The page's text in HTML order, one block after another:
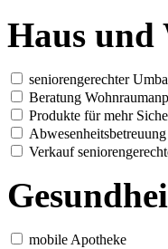
Haus und
seniorengerechter
Beratung
Produkte für mehr
Abwesenheitsbetreuung
Verkauf
mobile Apotheke